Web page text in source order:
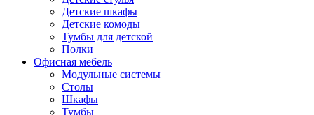
Детские шкафы
Детские комоды
Тумбы для детской
Полки
Офисная мебель
Модульные системы
Столы
Шкафы
Тумбы